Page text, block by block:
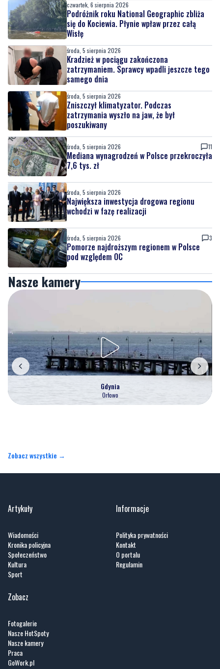
czwartek, 6 sierpnia 2026
Podróżnik roku National Geographic zbliża
się do Kociewia. Płynie wpław przez całą
Wisłę
środa, 5 sierpnia 2026
Kradzież w pociągu zakończona
zatrzymaniem. Sprawcy wpadli jeszcze tego
samego dnia
środa, 5 sierpnia 2026
Zniszczył klimatyzator. Podczas
zatrzymania wyszło na jaw, że był
poszukiwany
środa, 5 sierpnia 2026 11
Mediana wynagrodzeń w Polsce przekroczyła
7,6 tys. zł
środa, 5 sierpnia 2026
Największa inwestycja drogowa regionu
wchodzi w fazę realizacji
środa, 5 sierpnia 2026 3
Pomorze najdroższym regionem w Polsce
pod względem OC
Nasze kamery
Gdynia
Orłowo
Zobacz wszystkie →
Artykuły
Wiadomości
Kronika policyjna
Społeczeństwo
Kultura
Sport
Informacje
Polityka prywatności
Kontakt
O portalu
Regulamin
Zobacz
Fotogalerie
Nasze HotSpoty
Nasze kamery
Praca
GoWork.pl